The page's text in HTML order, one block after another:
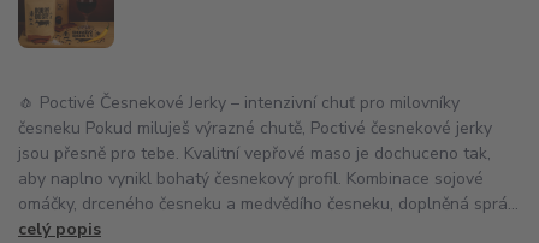
🧄 Poctivé Česnekové Jerky – intenzivní chuť pro milovníky
česneku Pokud miluješ výrazné chutě, Poctivé česnekové jerky
jsou přesně pro tebe. Kvalitní vepřové maso je dochuceno tak,
aby naplno vynikl bohatý česnekový profil. Kombinace sojové
omáčky, drceného česneku a medvědího česneku, doplněná sprá...
celý popis